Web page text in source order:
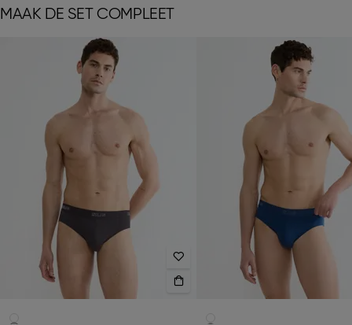
MAAK DE SET COMPLEET